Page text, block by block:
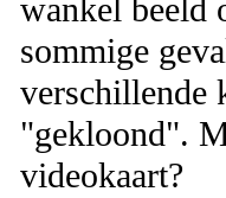
wankel beeld
sommige
verschillende
"gekloond".
videokaart?